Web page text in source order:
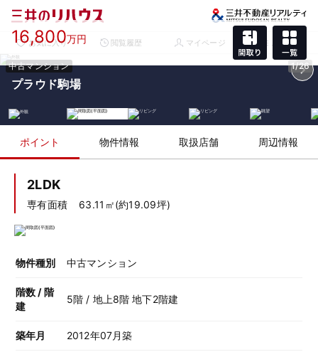
お気に入り 閲覧履歴 マイページ メニュー
中古マンション 1/26
16,800万円
プラウド駒場
ポイント 物件情報 取扱店舗 周辺情報
2LDK
専有面積 63.11㎡(約19.09坪)
物件種別 中古マンション
階数 / 階
建
5階 / 地上8階 地下2階建
築年月 2012年07月築